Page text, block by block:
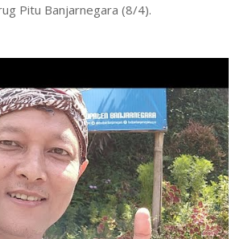
Pitu Banjarnegara (8/4).